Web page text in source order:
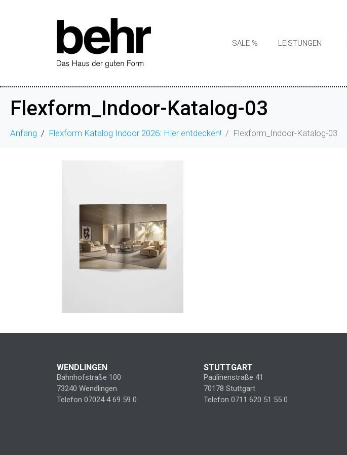
SALE % LEISTUNGEN
Flexform_Indoor-Katalog-03
Anfang Flexform Katalog Indoor 2026: Hier entdecken! Flexform_Indoor-Katalog-03
WENDLINGEN
Bahnhofstraße 100
73240 Wendlingen
Telefon 07024 4 69 59 0
STUTTGART
Paulinenstraße 41
70178 Stuttgart
Telefon 0711 620 51 55 0